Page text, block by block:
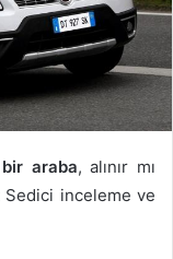
araba, alınır mı
Sedici inceleme ve